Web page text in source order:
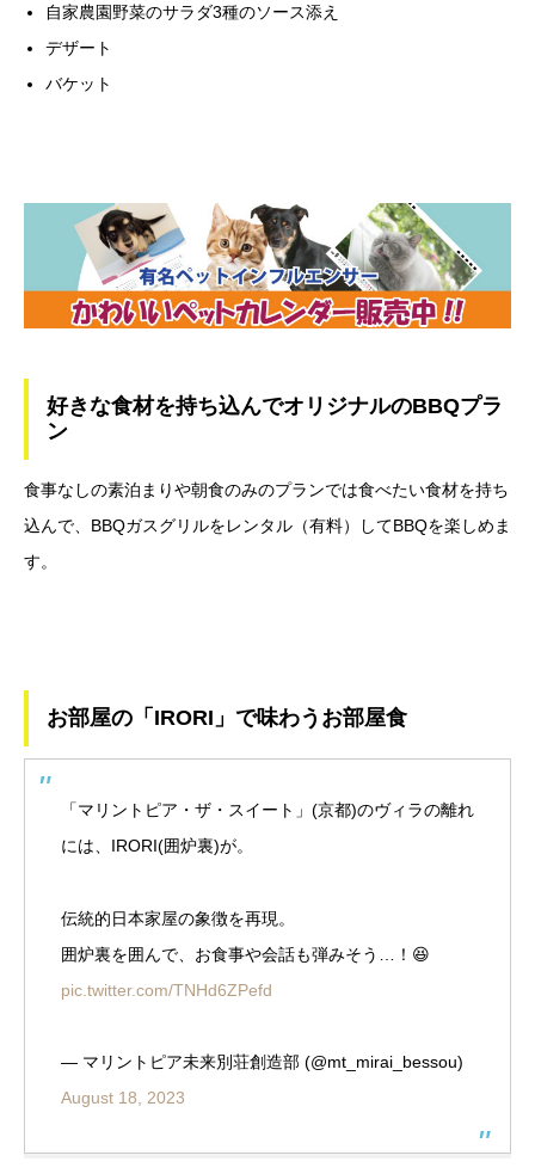
自家農園野菜のサラダ3種のソース添え
デザート
バケット
好きな食材を持ち込んでオリジナルのBBQプラ
ン
食事なしの素泊まりや朝食のみのプランでは食べたい食材を持ち
込んで、BBQガスグリルをレンタル（有料）してBBQを楽しめま
す。
お部屋の「IRORI」で味わうお部屋食
「マリントピア・ザ・スイート」(京都)のヴィラの離れ
には、IRORI(囲炉裏)が。
伝統的日本家屋の象徴を再現。
囲炉裏を囲んで、お食事や会話も弾みそう…！😆
pic.twitter.com/TNHd6ZPefd
— マリントピア未来別荘創造部 (@mt_mirai_bessou)
August 18, 2023